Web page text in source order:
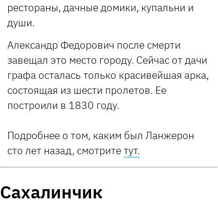
рестораны, дачные домики, купальни и
души.
Александр Федорович после смерти
завещал это место городу. Сейчас от дачи
графа осталась только красивейшая арка,
состоящая из шести пролетов. Ее
построили в 1830 году.
Подробнее о том, каким был Ланжерон
сто лет назад, смотритетут.
Сахалинчик